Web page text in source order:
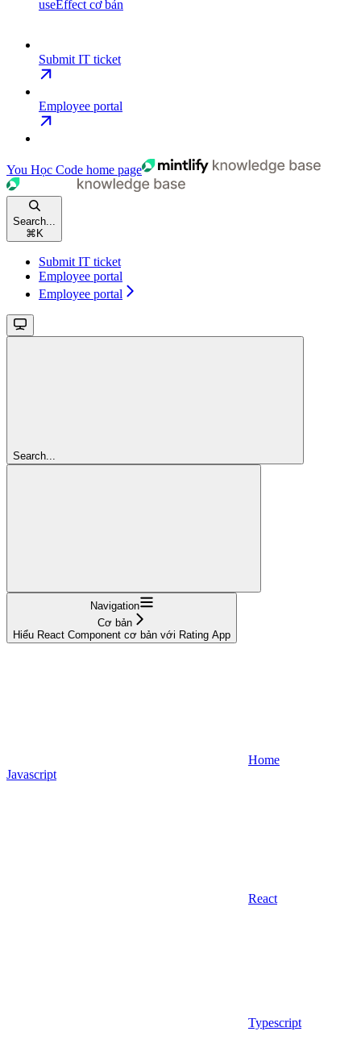
useEffect cơ bản
Submit IT ticket
Employee portal
You Học Code home page
Search...
⌘ K
Submit IT ticket
Employee portal
Employee portal
Search...
Navigation
Cơ bản
Hiểu React Component cơ bản với Rating App
Home
Javascript
React
Typescript